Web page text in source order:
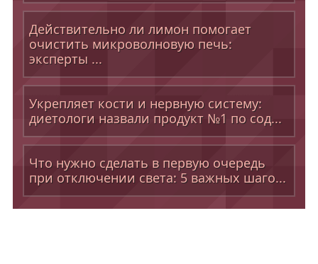
Действительно ли лимон помогает
очистить микроволновую печь:
эксперты ...
Укрепляет кости и нервную систему:
диетологи назвали продукт №1 по сод...
Что нужно сделать в первую очередь
при отключении света: 5 важных шаго...